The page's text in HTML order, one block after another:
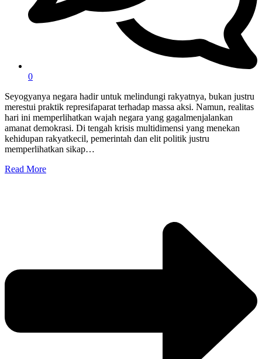
0
Seyogyanya negara hadir untuk melindungi rakyatnya, bukan justru
merestui praktik represifaparat terhadap massa aksi. Namun, realitas
hari ini memperlihatkan wajah negara yang gagalmenjalankan
amanat demokrasi. Di tengah krisis multidimensi yang menekan
kehidupan rakyatkecil, pemerintah dan elit politik justru
memperlihatkan sikap…
Read More